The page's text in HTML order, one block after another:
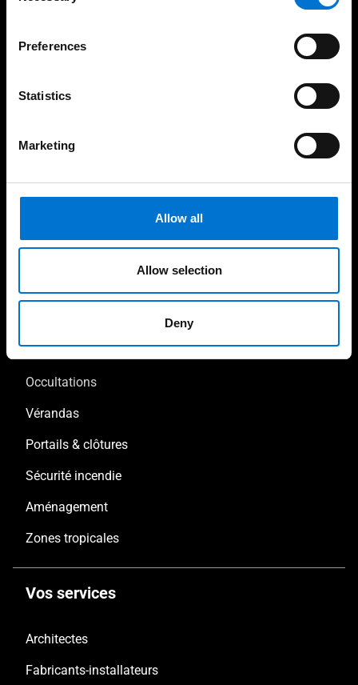
Preferences
Statistics
Marketing
Allow all
Allow selection
Deny
Spécialisé dans le
Nos produits
Baies coulissantes
Garde-corps
Occultations
Vérandas
Portails & clôtures
Sécurité incendie
Aménagement
Zones tropicales
Vos services
Architectes
Fabricants-installateurs